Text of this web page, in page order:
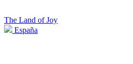
The Land of Joy
España